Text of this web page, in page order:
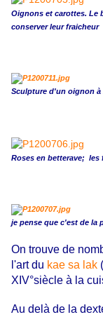
Oignons et carottes. Le
conserver leur fraicheur
Sculpture d'un oignon à
Roses en betterave;
je pense que c'est de la
On trouve de
l'art du kae sa lak
XIV°siècle à la
Au delà de la